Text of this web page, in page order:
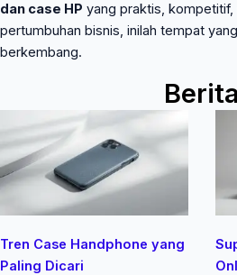
dan case HP yang praktis, kompetitif,
pertumbuhan bisnis, inilah tempat
berkembang.
Berita
Tren Case Handphone yang
Paling Dicari
Page